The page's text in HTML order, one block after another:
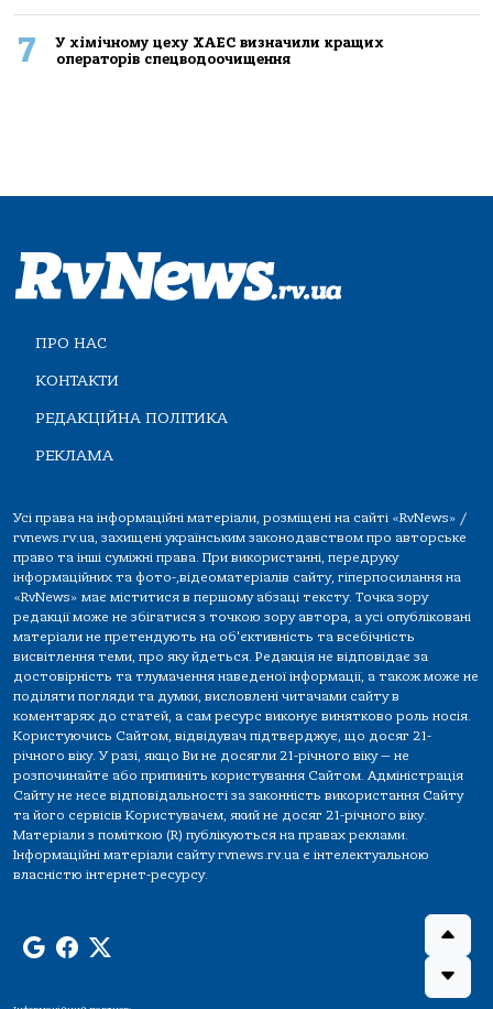
7
У хімічному цеху ХАЕС визначили кращих
операторів спецводоочищення
ПРО НАС
КОНТАКТИ
РЕДАКЦІЙНА ПОЛІТИКА
РЕКЛАМА
Усі права на інформаційні матеріали, розміщені на сайті «RvNews» /
rvnews.rv.ua, захищені українським законодавством про авторське
право та інші суміжні права. При використанні, передруку
інформаційних та фото-,відеоматеріалів сайту, гіперпосилання на
«RvNews» має міститися в першому абзаці тексту. Точка зору
редакції може не збігатися з точкою зору автора, а усі опубліковані
матеріали не претендують на об'єктивність та всебічність
висвітлення теми, про яку йдеться. Редакція не відповідає за
достовірність та тлумачення наведеної інформації, а також може не
поділяти погляди та думки, висловлені читачами сайту в
коментарях до статей, а сам ресурс виконує винятково роль носія.
Користуючись Сайтом, відвідувач підтверджує, що досяг 21-
річного віку. У разі, якщо Ви не досягли 21-річного віку — не
розпочинайте або припиніть користування Сайтом. Адміністрація
Сайту не несе відповідальності за законність використання Сайту
та його сервісів Користувачем, який не досяг 21-річного віку.
Матеріали з поміткою (R) публікуються на правах реклами.
Інформаційні матеріали сайту rvnews.rv.ua є інтелектуальною
власністю інтернет-ресурсу.